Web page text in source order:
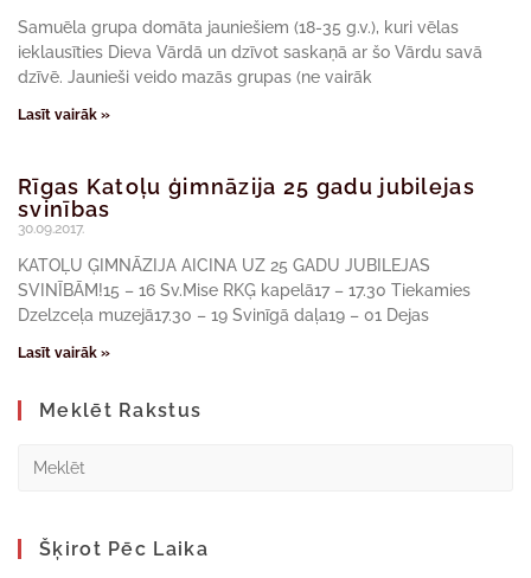
Samuēla grupa domāta jauniešiem (18-35 g.v.), kuri vēlas
ieklausīties Dieva Vārdā un dzīvot saskaņā ar šo Vārdu savā
dzīvē. Jaunieši veido mazās grupas (ne vairāk
Lasīt vairāk »
Rīgas Katoļu ģimnāzija 25 gadu jubilejas
svinības
30.09.2017.
KATOĻU ĢIMNĀZIJA AICINA UZ 25 GADU JUBILEJAS
SVINĪBĀM!15 – 16 Sv.Mise RKĢ kapelā17 – 17.30 Tiekamies
Dzelzceļa muzejā17.30 – 19 Svinīgā daļa19 – 01 Dejas
Lasīt vairāk »
Meklēt Rakstus
Šķirot Pēc Laika